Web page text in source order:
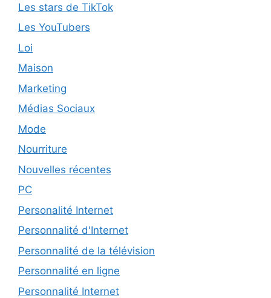
Les stars de TikTok
Les YouTubers
Loi
Maison
Marketing
Médias Sociaux
Mode
Nourriture
Nouvelles récentes
PC
Personalité Internet
Personnalité d'Internet
Personnalité de la télévision
Personnalité en ligne
Personnalité Internet